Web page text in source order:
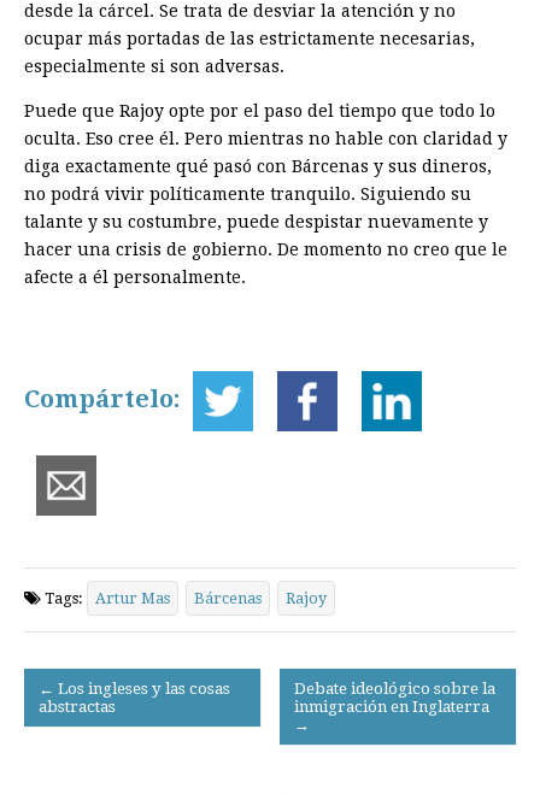
desde la cárcel. Se trata de desviar la atención y no
ocupar más portadas de las estrictamente necesarias,
especialmente si son adversas.
Puede que Rajoy opte por el paso del tiempo que todo lo
oculta. Eso cree él. Pero mientras no hable con claridad y
diga exactamente qué pasó con Bárcenas y sus dineros,
no podrá vivir políticamente tranquilo. Siguiendo su
talante y su costumbre, puede despistar nuevamente y
hacer una crisis de gobierno. De momento no creo que le
afecte a él personalmente.
Compártelo:
Tags: Artur Mas Bárcenas Rajoy
Post
navigation
← Los ingleses y las cosas
abstractas
Debate ideológico sobre la
inmigración en Inglaterra
→